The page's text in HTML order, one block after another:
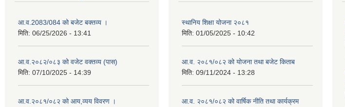
आ.व.2083/084 को बजेट बक्तव्य ।
मिति: 06/25/2026 - 13:41
आ.व.२०८२/०८३ को वजेट वक्तव्य (पास)
मिति: 07/10/2025 - 14:39
आ.व.२०८१/०८२ को आय,व्यय विवरण ।
स्थानिय शिक्षा योजना २०८१
मिति: 01/05/2025 - 10:42
आ.व. २०८१/०८२ को योजना तथा बजेट किताब
मिति: 09/11/2024 - 13:28
आ.व. २०८१/०८२ को वार्षिक नीति तथा कार्यक्रम